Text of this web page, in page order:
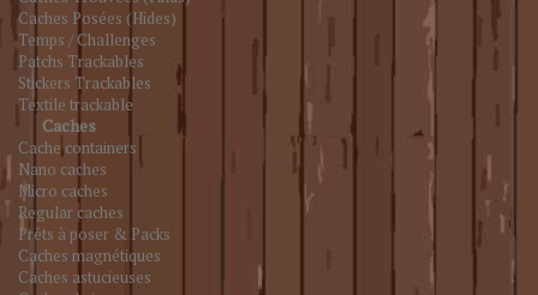
Caches Posées (Hides)
Temps / Challenges
Patchs Trackables
Stickers Trackables
Textile trackable
Caches
Cache containers
Nano caches
Micro caches
Regular caches
Prêts à poser & Packs
Caches magnétiques
Caches astucieuses